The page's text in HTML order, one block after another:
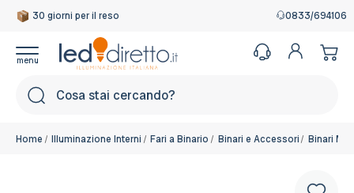
30 giorni per il reso
Garanzia Italiana 0833/694106
Home Illuminazione Interni Fari a Binario Binari e Accessori Binari